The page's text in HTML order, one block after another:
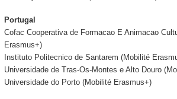
Portugal
Cofac Cooperativa de Formacao E Animacao
Erasmus+)
Instituto Politecnico de Santarem (Mobilité
Universidade de Tras-Os-Montes e Alto Douro
Universidade do Porto (Mobilité Erasmus+)